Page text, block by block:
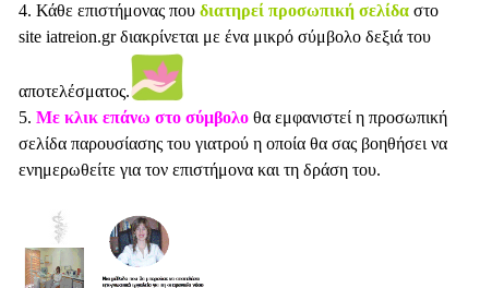
4. Κάθε επιστήμονας που διατηρεί προσωπική σελίδα στο
site iatreion.gr διακρίνεται με ένα μικρό σύμβολο δεξιά του
αποτελέσματος.
5. Με κλικ επάνω στο σύμβολοθα εμφανιστεί η προσωπική
σελίδα παρουσίασης του γιατρού η οποία θα σας βοηθήσει να
ενημερωθείτε για τον επιστήμονα και τη δράση του.